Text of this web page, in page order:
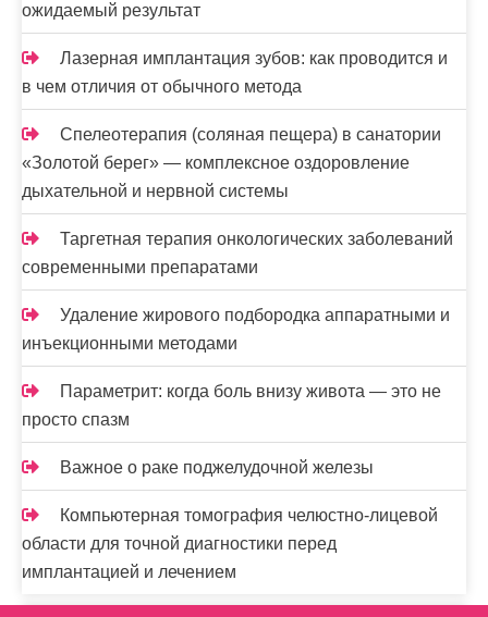
ожидаемый результат
Лазерная имплантация зубов: как проводится и
в чем отличия от обычного метода
Спелеотерапия (соляная пещера) в санатории
«Золотой берег» — комплексное оздоровление
дыхательной и нервной системы
Таргетная терапия онкологических заболеваний
современными препаратами
Удаление жирового подбородка аппаратными и
инъекционными методами
Параметрит: когда боль внизу живота — это не
просто спазм
Важное о раке поджелудочной железы
Компьютерная томография челюстно-лицевой
области для точной диагностики перед
имплантацией и лечением